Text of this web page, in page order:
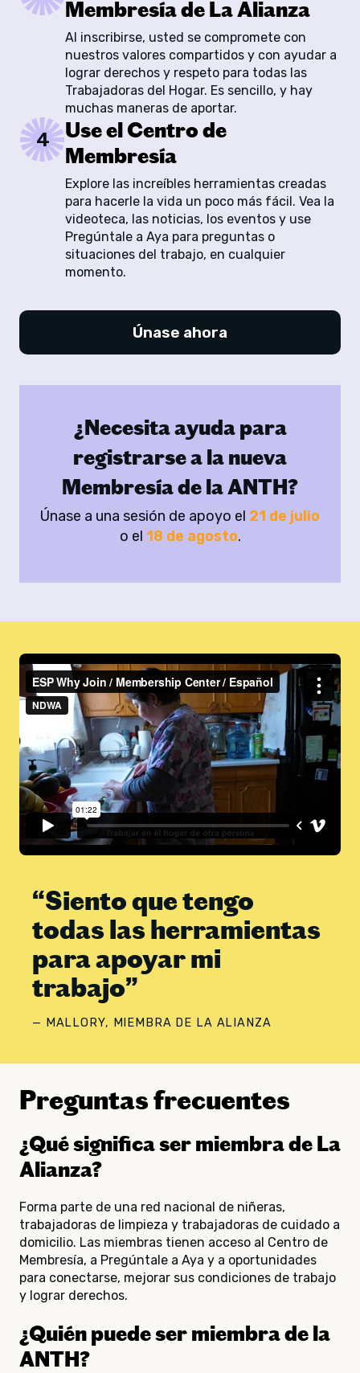
Membresía de La Alianza
Al inscribirse, usted se compromete con
nuestros valores compartidos y con ayudar a
lograr derechos y respeto para todas las
Trabajadoras del Hogar. Es sencillo, y hay
muchas maneras de aportar.
4
Use el Centro de
Membresía
Explore las increíbles herramientas creadas
para hacerle la vida un poco más fácil. Vea la
videoteca, las noticias, los eventos y use
Pregúntale a Aya para preguntas o
situaciones del trabajo, en cualquier
momento.
Únase ahora
¿Necesita ayuda para
registrarse a la nueva
Membresía de la ANTH?
Únase a una sesión de apoyo el 21 de julio
o el 18 de agosto.
“Siento que tengo
todas las herramientas
para apoyar mi
trabajo”
— MALLORY, MIEMBRA DE LA ALIANZA
Preguntas frecuentes
¿Qué significa ser miembra de La
Alianza?
Forma parte de una red nacional de niñeras,
trabajadoras de limpieza y trabajadoras de cuidado a
domicilio. Las miembras tienen acceso al Centro de
Membresía, a Pregúntale a Aya y a oportunidades
para conectarse, mejorar sus condiciones de trabajo
y lograr derechos.
¿Quién puede ser miembra de la
ANTH?